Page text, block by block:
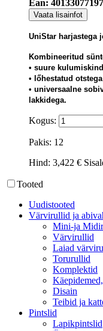
Ean:
Vaata lisainfot
UniStar harjastega
Kombineeritud
• suure
• lőhestatud otstega
• universaalne
lakkidega.
Kogus:
Pakis: 12
Hind: 3,422 €
Tooted
Uudistooted
Värvirullid ja
Mini-ja
Värvirullid
Laiad
Torurullid
Komplektid
Disain
Teibid ja
Pintslid
Lapikpintslid